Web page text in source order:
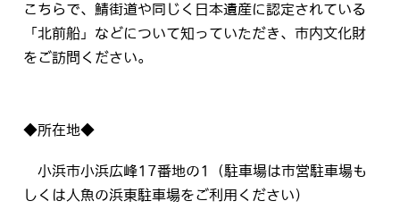
こちらで、鯖街道や同じく日本遺産に認定されている
「北前船」などについて知っていただき、市内文化財
をご訪問ください。
◆所在地◆
小浜市小浜広峰17番地の1（駐車場は市営駐車場も
しくは人魚の浜東駐車場をご利用ください）